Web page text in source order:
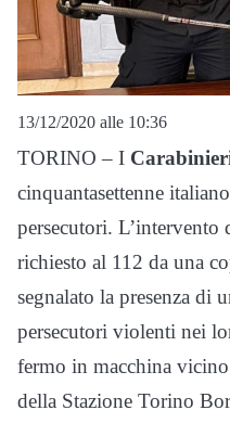
13/12/2020 alle 10:36
TORINO – I
cinquantasettenne
persecutori. L’intervento
richiesto al 112 da una
segnalato la presenza di
persecutori violenti nei
fermo in macchina
della Stazione Torino